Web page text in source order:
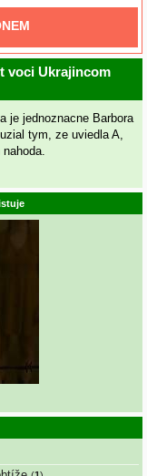
voci Ukrajincom
je jednoznacne Barbora
tym, ze uviedla A,